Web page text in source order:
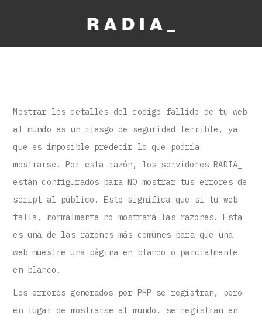
Mostrar los detalles del código fallido de tu web
al mundo es un riesgo de seguridad terrible, ya
que es imposible predecir lo que podría
mostrarse. Por esta razón, los servidores RADIA_
están configurados para NO mostrar tus errores de
script al público. Esto significa que si tu web
falla, normalmente no mostrará las razones. Esta
es una de las razones más comúnes para que una
web muestre una página en blanco o parcialmente
en blanco.
Los errores generados por PHP se registran, pero
en lugar de mostrarse al mundo, se registran en